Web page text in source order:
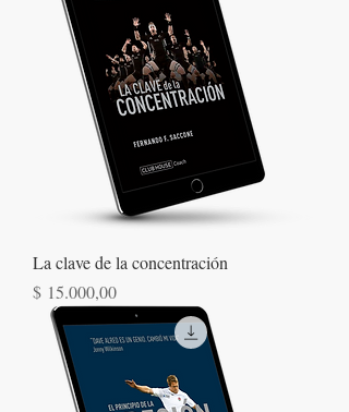
La clave de la concentración
Precio
$ 15.000,00